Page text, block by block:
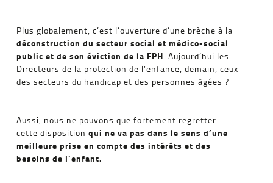
Plus globalement, c’est l’ouverture d’une brèche à la
déconstruction du secteur social et médico-social
public et de son éviction de la FPH. Aujourd’hui les
Directeurs de la protection de l’enfance, demain, ceux
des secteurs du handicap et des personnes âgées ?
Aussi, nous ne pouvons que fortement regretter
cette dispositionqui ne va pas dans le sens d’une
meilleure prise en compte des intérêts et des
besoins de l’enfant.